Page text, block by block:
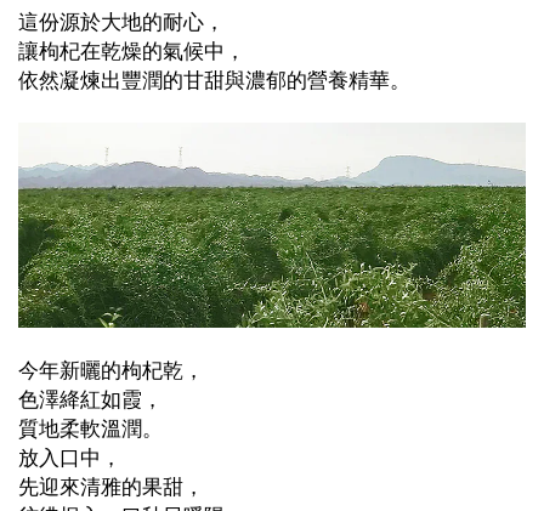
這份源於大地的耐心，
讓枸杞在乾燥的氣候中，
依然凝煉出豐潤的甘甜與濃郁的營養精華。
今年新曬的枸杞乾，
色澤絳紅如霞，
質地柔軟溫潤。
放入口中，
先迎來清雅的果甜，